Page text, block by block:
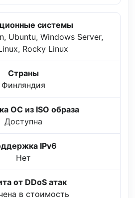
системы
Ubuntu, Windows Server,
Rocky Linux
Страны
Финляндия
ОС из ISO образа
Доступна
IPv6
Нет
от DDoS атак
в стоимость